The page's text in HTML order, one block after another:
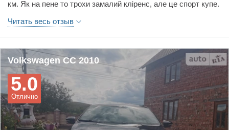
км. Як на пене то трохи замалий кліренс, але це спорт купе.
асфальту і все. Нічого не страшно
Читать весь отзыв
Volkswagen CC 2010
Отлично
5.0